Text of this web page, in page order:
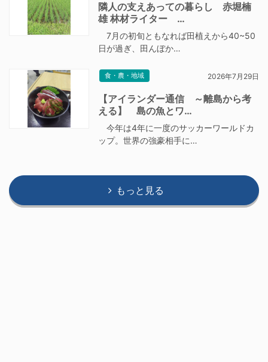
隣人の支えあっての暮らし 赤堀楠
雄 林材ライター …
7月の初旬ともなれば田植えから40~50
日が過ぎ、田んぼか…
食・農・地域 2026年7月29日
【アイランダー通信 ～離島から考
える】 島の魚とワ…
今年は4年に一度のサッカーワールドカ
ップ。世界の強豪相手に…
もっと見る